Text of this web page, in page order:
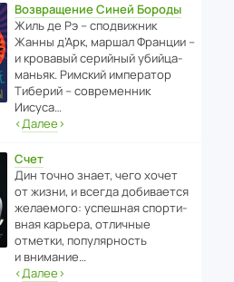
Возвращение Синей Бороды
Жиль де Рэ – спод­ви­жник
Жанны д’Арк, маршал Франции –
и кровавый серийный убийца-
маньяк. Римский импе­ратор
Тиберий – совре­менник
Иисуса…
‹Далее›
Счет
Дин точно знает, чего хочет
от жизни, и всегда доби­ва­ется
жела­е­мого: успе­шная спор­ти­
вная карьера, отли­чные
отметки, попу­ля­р­ность
и внимание…
‹Далее›